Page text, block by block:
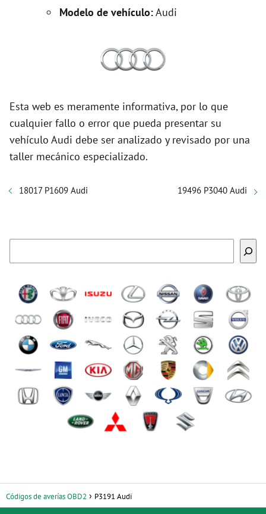
Modelo de vehículo:Audi
Esta web es meramente informativa, por lo que
cualquier fallo o error que pueda presentar su
vehículo Audi debe ser analizado y revisado por una
taller mecánico especializado.
18017 P1609 Audi 19496 P3040 Audi
Códigos de averías OBD2 P3191 Audi